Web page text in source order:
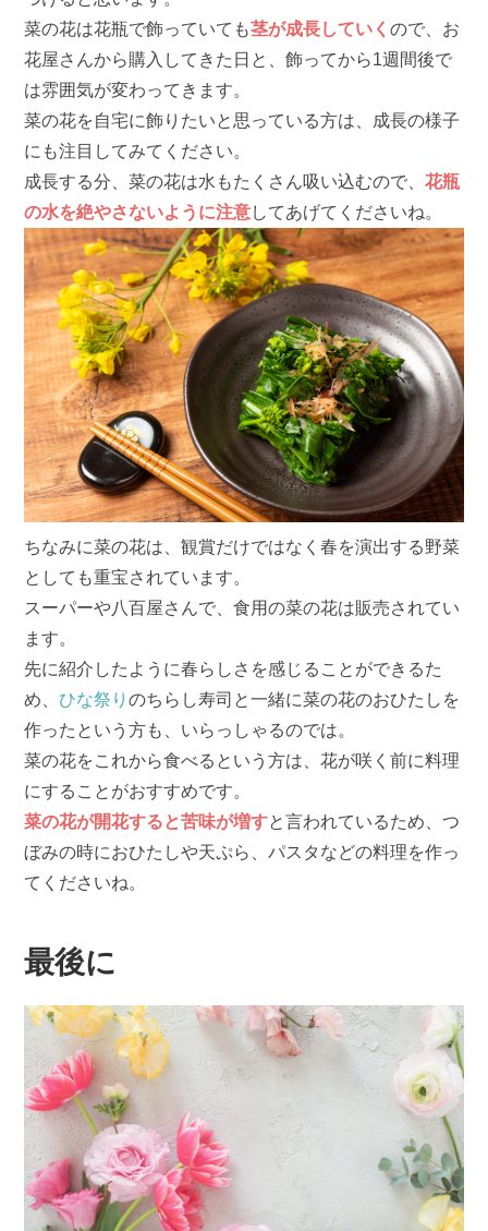
菜の花は花瓶で飾っていても茎が成長していくので、お
花屋さんから購入してきた日と、飾ってから1週間後で
は雰囲気が変わってきます。
菜の花を自宅に飾りたいと思っている方は、成長の様子
にも注目してみてください。
成長する分、菜の花は水もたくさん吸い込むので、花瓶
の水を絶やさないように注意してあげてくださいね。
ちなみに菜の花は、観賞だけではなく春を演出する野菜
としても重宝されています。
スーパーや八百屋さんで、食用の菜の花は販売されてい
ます。
先に紹介したように春らしさを感じることができるた
め、 ひな祭りのちらし寿司と一緒に菜の花のおひたしを
作ったという方も、いらっしゃるのでは。
菜の花をこれから食べるという方は、花が咲く前に料理
にすることがおすすめです。
菜の花が開花すると苦味が増すと言われているため、つ
ぼみの時におひたしや天ぷら、パスタなどの料理を作っ
てくださいね。
最後に